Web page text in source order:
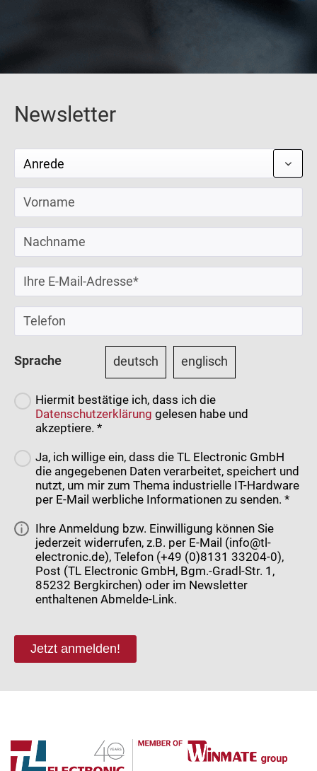
Newsletter
Sprache deutsch englisch
Hiermit bestätige ich, dass ich die
Datenschutzerklärung gelesen habe und
akzeptiere. *
Ja, ich willige ein, dass die TL Electronic GmbH
die angegebenen Daten verarbeitet, speichert und
nutzt, um mir zum Thema industrielle IT-Hardware
per E-Mail werbliche Informationen zu senden. *
Ihre Anmeldung bzw. Einwilligung können Sie
jederzeit widerrufen, z.B. per E-Mail (info@tl-
electronic.de), Telefon (+49 (0)8131 33204-0),
Post (TL Electronic GmbH, Bgm.-Gradl-Str. 1,
85232 Bergkirchen) oder im Newsletter
enthaltenen Abmelde-Link.
Jetzt anmelden!